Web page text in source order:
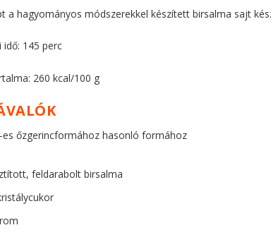
a hagyományos módszerekkel készített birsalma sajt
idő: 145 perc
260 kcal/100 g
es őzgerincformához hasonló formához
feldarabolt birsalma